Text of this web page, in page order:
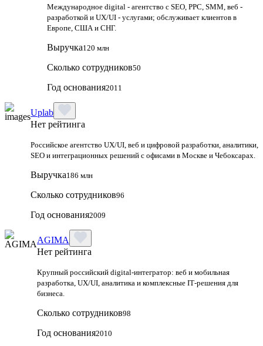
Международное digital - агентство с SEO, PPC, SMM, веб -
разработкой и UX/UI - услугами; обслуживает клиентов в
Европе, США и СНГ.
Выручка120 млн
Сколько сотрудников50
Год основания2011
Uplab
Нет рейтинга
Российское агентство UX/UI, веб и цифровой разработки, аналитики,
SEO и интеграционных решений с офисами в Москве и Чебоксарах.
Выручка186 млн
Сколько сотрудников96
Год основания2009
AGIMA
Нет рейтинга
Крупный российский digital‑интегратор: веб и мобильная
разработка, UX/UI, аналитика и комплексные IT‑решения для
бизнеса.
Сколько сотрудников98
Год основания2010